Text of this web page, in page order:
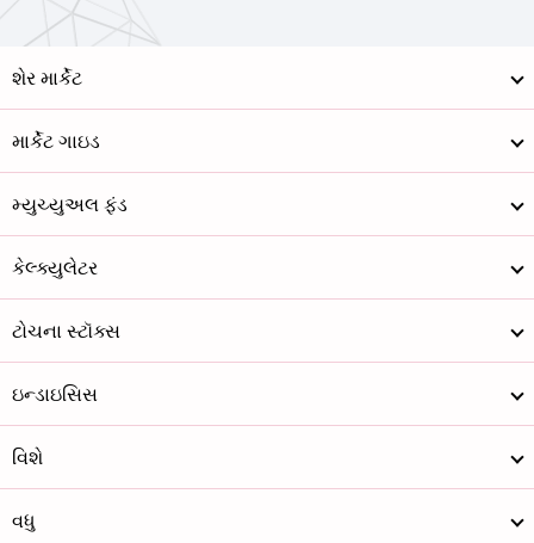
શેર માર્કેટ
માર્કેટ ગાઇડ
મ્યુચ્યુઅલ ફંડ
કેલ્ક્યુલેટર
ટોચના સ્ટૉક્સ
ઇન્ડાઇસિસ
વિશે
વધુ